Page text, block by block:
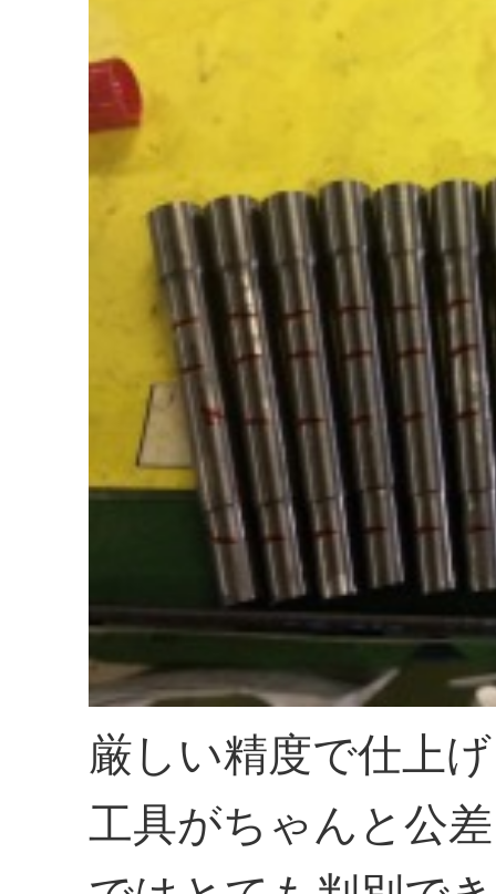
厳しい精度で仕上
工具がちゃんと公